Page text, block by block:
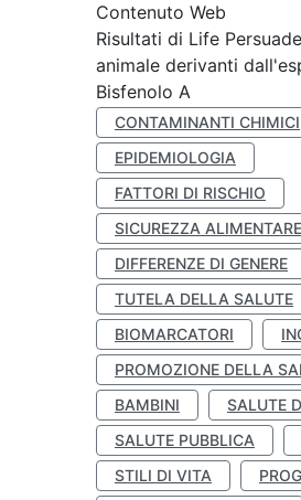
Contenuto Web
Risultati di Life
animale derivanti
Bisfenolo A
CONTAMINANTI CHIMICI
EPIDEMIOLOGIA
FATTORI DI RISCHIO
SICUREZZA ALIMENTARE
DIFFERENZE DI GENERE
TUTELA DELLA SALUTE
BIOMARCATORI
PROMOZIONE DELLA
BAMBINI
SALUTE
SALUTE PUBBLICA
STILI DI VITA